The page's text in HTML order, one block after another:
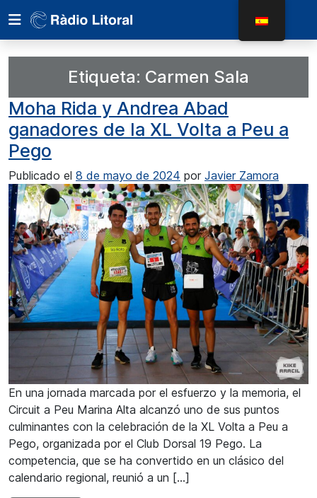
Etiqueta: Carmen Sala
Moha Rida y Andrea Abad
ganadores de la XL Volta a Peu a
Pego
Publicado el 8 de mayo de 2024 por Javier Zamora
En una jornada marcada por el esfuerzo y la memoria, el
Circuit a Peu Marina Alta alcanzó uno de sus puntos
culminantes con la celebración de la XL Volta a Peu a
Pego, organizada por el Club Dorsal 19 Pego. La
competencia, que se ha convertido en un clásico del
calendario regional, reunió a un […]